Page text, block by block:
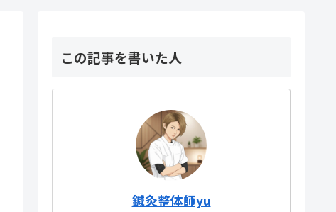
この記事を書いた人
鍼灸整体師yu